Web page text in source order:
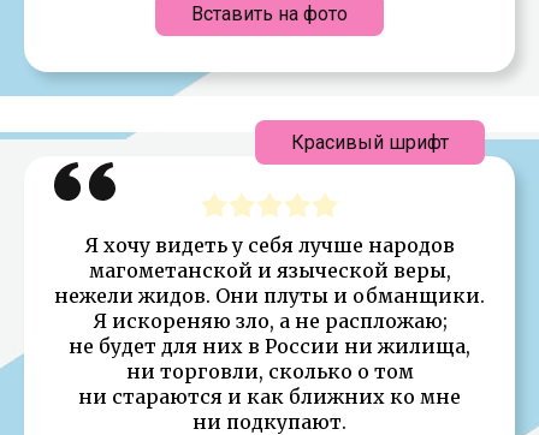
Вставить на фото
Я хочу видеть у себя лучше народов
магометанской и языческой веры,
нежели жидов. Они плуты и обманщики.
Я искореняю зло, а не распложаю;
не будет для них в России ни жилища,
ни торговли, сколько о том
ни стараются и как ближних ко мне
ни подкупают.
Красивый шрифт